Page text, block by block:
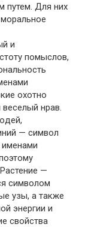
путем. Для них
и
помыслов,
охотно
нрав.
— символ
—
символом
узы, а также
энергии и
свойства